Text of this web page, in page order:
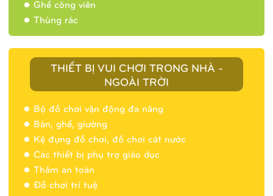
Ghế công viên
Thùng rác
THIẾT BỊ VUI CHƠI TRONG NHÀ -
NGOÀI TRỜI
Bộ đồ chơi vận động đa năng
Bàn, ghế, giường
Kệ đựng đồ chơi, đồ chơi cát nước
Các thiết bị phụ trợ giáo dục
Thảm an toàn
Đồ chơi trí tuệ
Nhà banh 9H5404